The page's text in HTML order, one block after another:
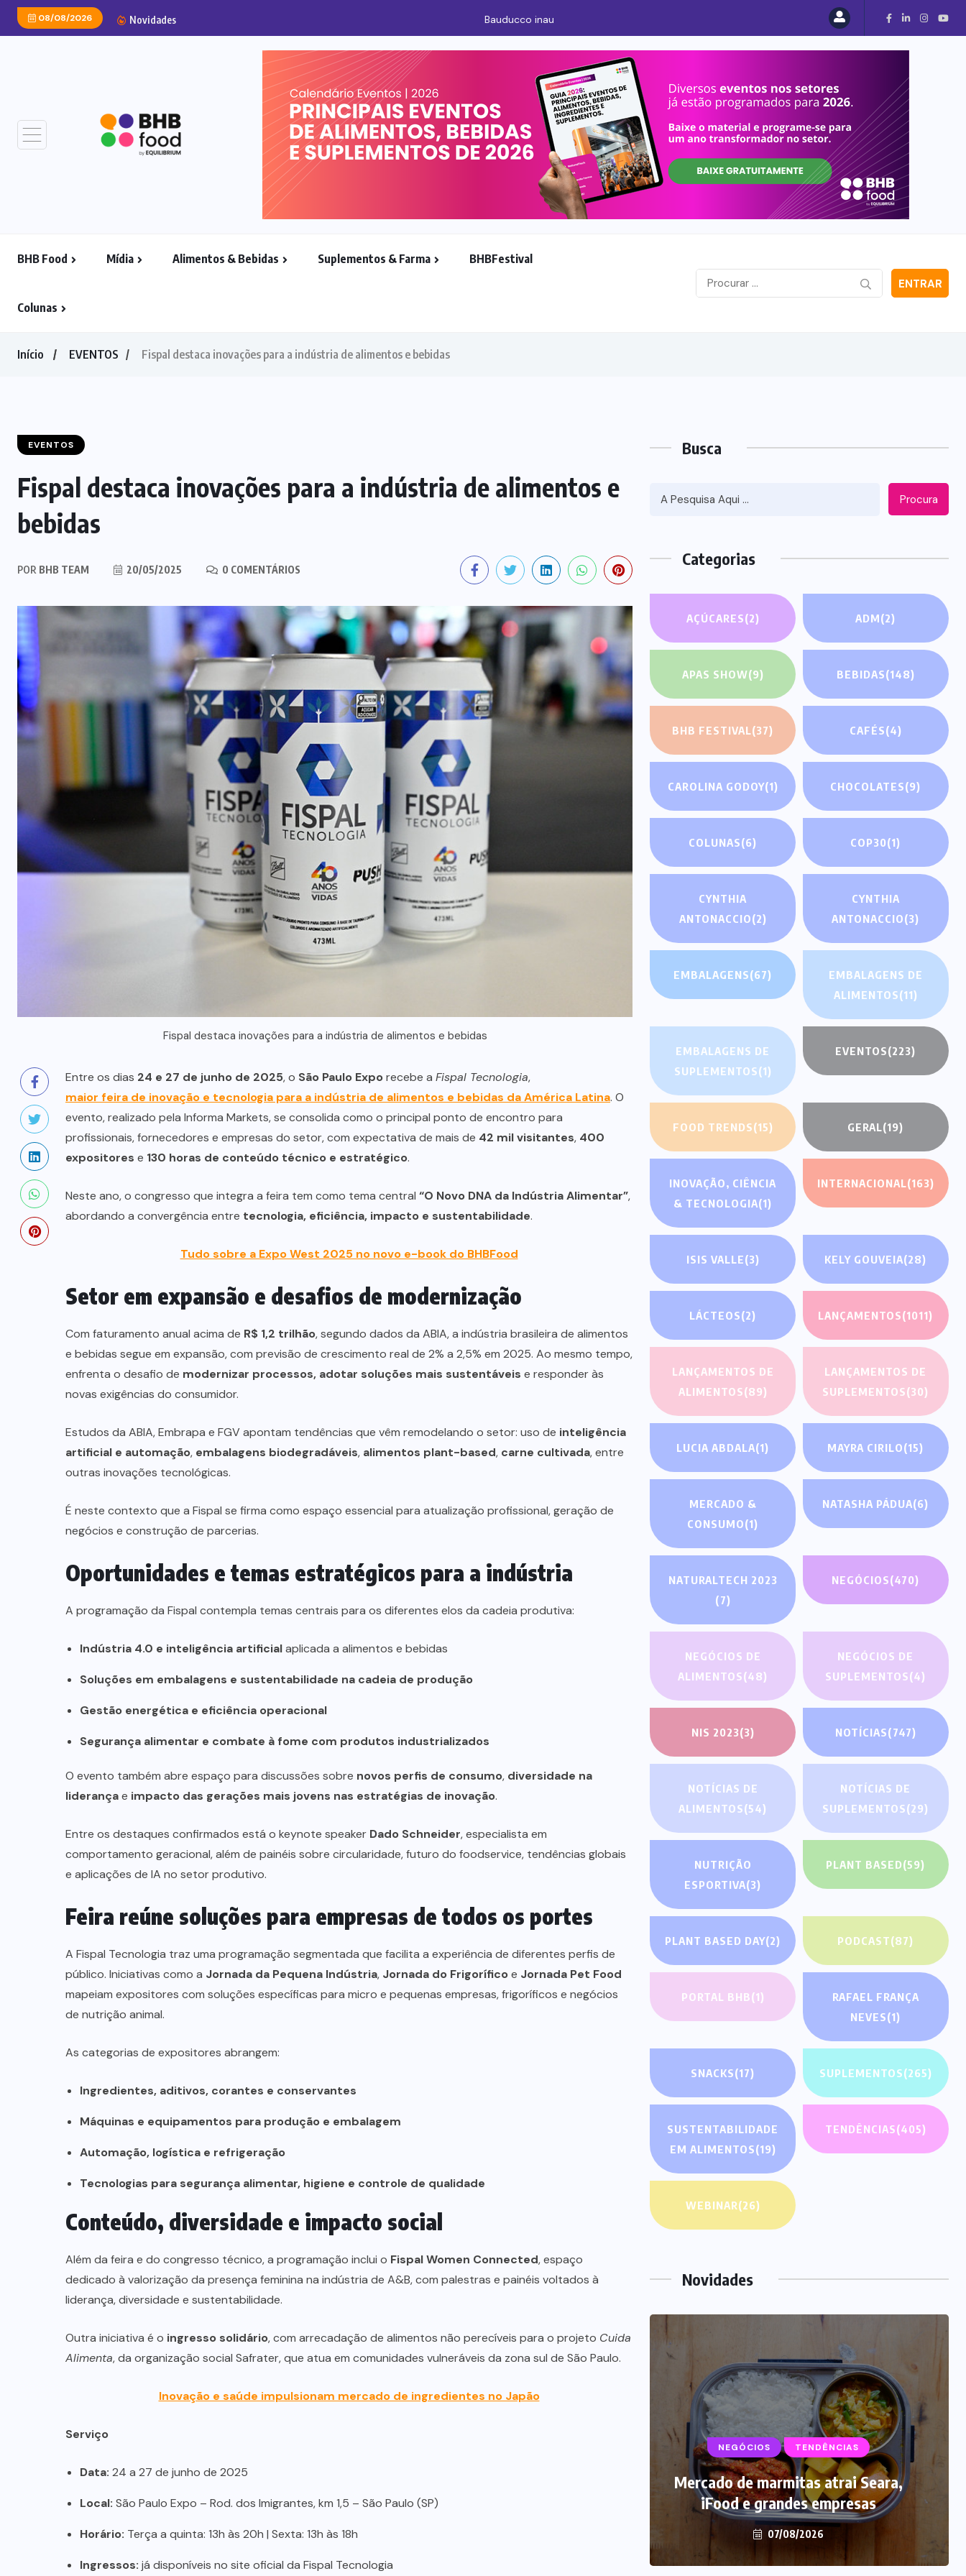
08/08/2026 Novidades
BHB Food Mídia Alimentos & Bebidas Suplementos & Farma BHBFestival
Colunas
ENTRAR
Início EVENTOS Fispal destaca inovações para a indústria de alimentos e bebidas
EVENTOS
Fispal destaca inovações para a indústria de alimentos e
bebidas
POR BHB TEAM 20/05/2025 0 COMENTÁRIOS
Fispal destaca inovações para a indústria de alimentos e bebidas
Entre os dias 24 e 27 de junho de 2025, o São Paulo Exporecebe a Fispal Tecnologia,
maior feira de inovação e tecnologia para a indústria de alimentos e bebidas da América Latina. O
evento, realizado pela Informa Markets, se consolida como o principal ponto de encontro para
profissionais, fornecedores e empresas do setor, com expectativa de mais de 42 mil visitantes, 400
expositores e 130 horas de conteúdo técnico e estratégico.
Neste ano, o congresso que integra a feira tem como tema central “O Novo DNA da Indústria Alimentar”,
abordando a convergência entre tecnologia, eficiência, impacto e sustentabilidade.
Tudo sobre a Expo West 2025 no novo e-book do BHBFood
Setor em expansão e desafios de modernização
Com faturamento anual acima de R$ 1,2 trilhão, segundo dados da ABIA, a indústria brasileira de alimentos
e bebidas segue em expansão, com previsão de crescimento real de 2% a 2,5% em 2025. Ao mesmo tempo,
enfrenta o desafio de modernizar processos, adotar soluções mais sustentáveis e responder às
novas exigências do consumidor.
Estudos da ABIA, Embrapa e FGV apontam tendências que vêm remodelando o setor: uso de inteligência
artificial e automação, embalagens biodegradáveis, alimentos plant-based, carne cultivada, entre
outras inovações tecnológicas.
É neste contexto que a Fispal se firma como espaço essencial para atualização profissional, geração de
negócios e construção de parcerias.
Oportunidades e temas estratégicos para a indústria
A programação da Fispal contempla temas centrais para os diferentes elos da cadeia produtiva:
Indústria 4.0 e inteligência artificialaplicada a alimentos e bebidas
Soluções em embalagens e sustentabilidade na cadeia de produção
Gestão energética e eficiência operacional
Segurança alimentar e combate à fome com produtos industrializados
O evento também abre espaço para discussões sobre novos perfis de consumo, diversidade na
liderançae impacto das gerações mais jovens nas estratégias de inovação.
Entre os destaques confirmados está o keynote speaker Dado Schneider, especialista em
comportamento geracional, além de painéis sobre circularidade, futuro do foodservice, tendências globais
e aplicações de IA no setor produtivo.
Feira reúne soluções para empresas de todos os portes
A Fispal Tecnologia traz uma programação segmentada que facilita a experiência de diferentes perfis de
público. Iniciativas como a Jornada da Pequena Indústria, Jornada do Frigoríficoe Jornada Pet Food
mapeiam expositores com soluções específicas para micro e pequenas empresas, frigoríficos e negócios
de nutrição animal.
As categorias de expositores abrangem:
Ingredientes, aditivos, corantes e conservantes
Máquinas e equipamentos para produção e embalagem
Automação, logística e refrigeração
Tecnologias para segurança alimentar, higiene e controle de qualidade
Conteúdo, diversidade e impacto social
Além da feira e do congresso técnico, a programação inclui o Fispal Women Connected, espaço
dedicado à valorização da presença feminina na indústria de A&B, com palestras e painéis voltados à
liderança, diversidade e sustentabilidade.
Outra iniciativa é o ingresso solidário, com arrecadação de alimentos não perecíveis para o projeto Cuida
Alimenta, da organização social Safrater, que atua em comunidades vulneráveis da zona sul de São Paulo.
Inovação e saúde impulsionam mercado de ingredientes no Japão
Serviço
Data: 24 a 27 de junho de 2025
Local: São Paulo Expo – Rod. dos Imigrantes, km 1,5 – São Paulo (SP)
Horário: Terça a quinta: 13h às 20h | Sexta: 13h às 18h
Ingressos: já disponíveis no site oficial da Fispal Tecnologia
Busca
Procura
Categorias
AÇÚCARES(2) ADM(2)
APAS SHOW(9) BEBIDAS(148)
BHB FESTIVAL(37) CAFÉS(4)
CAROLINA GODOY(1) CHOCOLATES(9)
COLUNAS(6) COP30(1)
CYNTHIA
ANTONACCIO(2)
CYNTHIA
ANTONACCIO(3)
EMBALAGENS(67)
EMBALAGENS DE
ALIMENTOS(11)
EMBALAGENS DE
SUPLEMENTOS(1)
EVENTOS(223)
FOOD TRENDS(15) GERAL(19)
INOVAÇÃO, CIÊNCIA
& TECNOLOGIA(1)
INTERNACIONAL(163)
ISIS VALLE(3) KELY GOUVEIA(28)
LÁCTEOS(2) LANÇAMENTOS(1011)
LANÇAMENTOS DE
ALIMENTOS(89)
LANÇAMENTOS DE
SUPLEMENTOS(30)
LUCIA ABDALA(1) MAYRA CIRILO(15)
MERCADO &
CONSUMO(1)
NATASHA PÁDUA(6)
NATURALTECH 2023
(7)
NEGÓCIOS(470)
NEGÓCIOS DE
ALIMENTOS(48)
NEGÓCIOS DE
SUPLEMENTOS(4)
NIS 2023(3) NOTÍCIAS(747)
NOTÍCIAS DE
ALIMENTOS(54)
NOTÍCIAS DE
SUPLEMENTOS(29)
NUTRIÇÃO
ESPORTIVA(3)
PLANT BASED(59)
PLANT BASED DAY(2) PODCAST(87)
PORTAL BHB(1)
RAFAEL FRANÇA
NEVES(1)
SNACKS(17) SUPLEMENTOS(265)
SUSTENTABILIDADE
EM ALIMENTOS(19)
TENDÊNCIAS(405)
WEBINAR(26)
Novidades
Mercado de marmitas atrai Seara,
iFood e grandes empresas
07/08/2026
para o Dia dos Pais
NEGÓCIOS TENDÊNCIAS
Mercado de marmitas atrai Seara,
iFood e grandes empresas
07/08/2026